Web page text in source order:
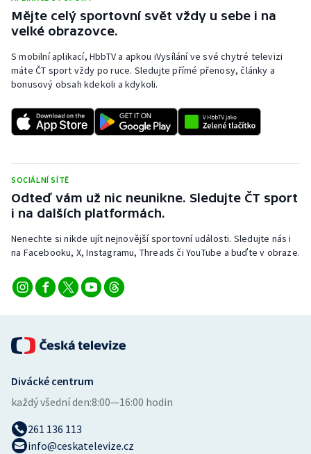
Rychlobruslení
Rychlostní kanoistika
Short track
Sportovní střelba
Triatlon
Veslování
Vodní slalom
Volejbal
Ostatní
Mějte celý sportovní svět vždy u sebe i na
velké obrazovce.
S mobilní aplikací, HbbTV a apkou iVysílání ve své chytré televizi
máte ČT sport vždy po ruce. Sledujte přímé přenosy, články a
bonusový obsah kdekoli a kdykoli.
SOCIÁLNÍ SÍTĚ
Odteď vám už nic neunikne. Sledujte ČT sport
i na dalších platformách.
Nenechte si nikde ujít nejnovější sportovní události. Sledujte nás i
na Facebooku, X, Instagramu, Threads či YouTube a buďte v obraze.
Divácké centrum
každý všední den:8:00—16:00 hodin
261 136 113
info@ceskatelevize.cz